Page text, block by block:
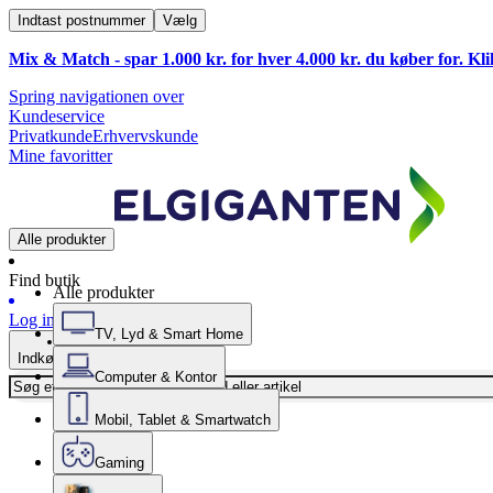
Indtast postnummer Vælg
Mix & Match - spar 1.000 kr. for hver 4.000 kr. du køber for.
Spring navigationen over
Kundeservice
PrivatkundeErhvervskunde
Mine favoritter
Alle produkter
Find butik
Log ind
Indkøbskurv
Alle produkter
TV, Lyd & Smart Home
Computer & Kontor
Mobil, Tablet & Smartwatch
Gaming